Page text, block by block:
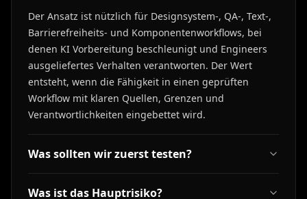
Der Ansatz ist nützlich für Designsystem-, QA-, Text-,
Barrierefreiheits- und Komponentenworkflows, bei
denen KI Vorbereitung beschleunigt und Engineers
ausgeliefertes Verhalten verantworten. Der Wert
entsteht, wenn die Fähigkeit in einen geprüften
Workflow mit klaren Quellen, Grenzen und
Verantwortlichkeiten eingebettet wird.
Was sollten wir zuerst testen?
Was ist das Hauptrisiko?